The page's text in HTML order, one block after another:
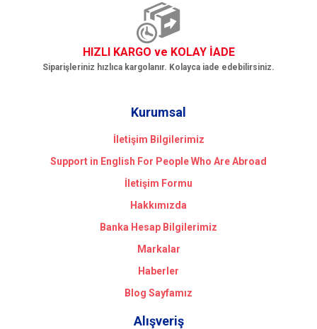
HIZLI KARGO ve KOLAY İADE
Siparişleriniz hızlıca kargolanır. Kolayca iade edebilirsiniz.
Kurumsal
İletişim Bilgilerimiz
Support in English For People Who Are Abroad
İletişim Formu
Hakkımızda
Banka Hesap Bilgilerimiz
Markalar
Haberler
Blog Sayfamız
Alışveriş